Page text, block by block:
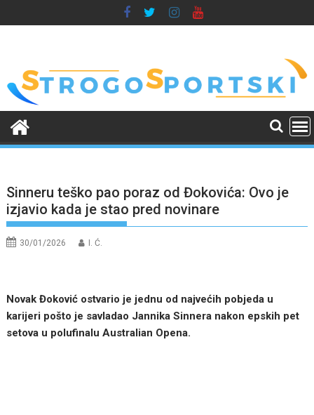
to
Sinneru teško pao poraz od Đokovića: Ovo je
izjavio kada je stao pred novinare
30/01/2026 I. Ć.
Novak Đoković ostvario je jednu od najvećih pobjeda u
karijeri pošto je savladao Jannika Sinnera nakon epskih pet
setova u polufinalu Australian Opena.